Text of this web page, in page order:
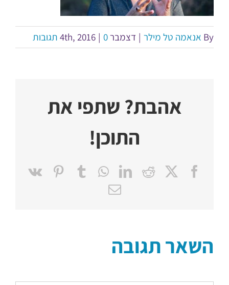
By אנאמה טל מילר | דצמבר 4th, 2016 | 0 תגובות
אהבת? שתפי את
התוכן!
Facebook
Reddit
LinkedIn
WhatsApp
Tumblr
Pinterest
Vk
כתובת
השאר תגובה